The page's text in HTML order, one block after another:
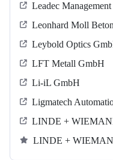
Leadec
Leonhard Moll
Leybold Optics
LFT Metall GmbH
Li-iL GmbH
Ligmatech
LINDE +
LINDE +